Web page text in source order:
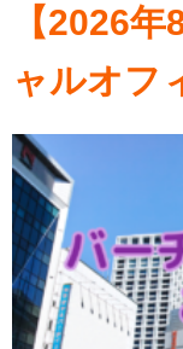
【2026
ャルオフ